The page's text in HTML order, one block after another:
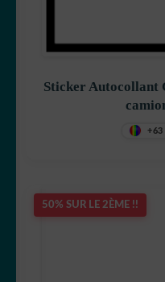
Sticker Autocollant
+63
50% SUR LE 2ÈME !!